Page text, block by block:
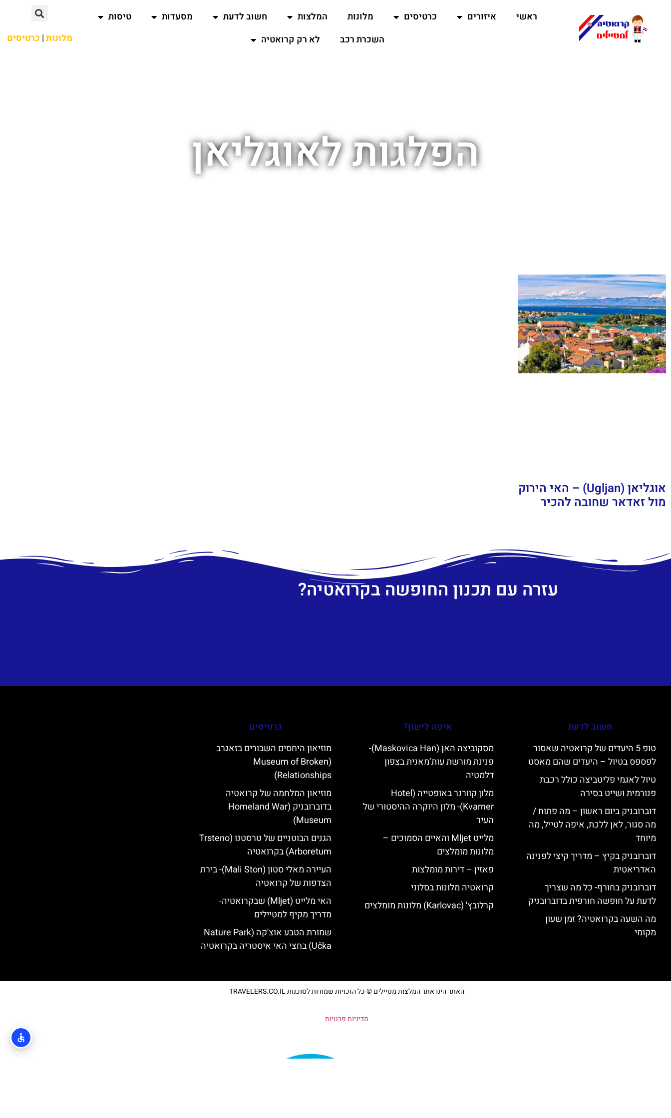
ראשי איזורים כרטיסים מלונות המלצות חשוב לדעת מסעדות
טיסות
השכרת רכב
לא רק קרואטיה מלונות| כרטיסים
הפלגות לאוגליאן
אוגליאן (Ugljan) – האי הירוק
מול זאדאר שחובה להכיר
עזרה עם תכנון החופשה בקרואטיה?
חשוב לדעת
טופ 5 היעדים של קרואטיה שאסור
לפספס בטיול – היעדים שהם מאסט
טיול לאגמי פליטביצה כולל רכבת
פנורמית ושייט בסירה
דוברובניק ביום ראשון – מה פתוח /
מה סגור, לאן ללכת, איפה לטייל, מה
מיוחד
דוברובניק בקיץ – מדריך קיצי לפנינה
האדריאטית
דוברובניק בחורף- כל מה שצריך
לדעת על חופשה חורפית בדוברובניק
מה השעה בקרואטיה? זמן שעון
מקומי
איפה לישון?
מסקוביצה האן (Maskovica Han)-
פנינת מורשת עות’מאנית בצפון
דלמטיה
מלון קוורנר באופטייה (Hotel
Kvarner)- מלון היוקרה ההיסטורי של
העיר
מלייט Mljet והאיים הסמוכים –
מלונות מומלצים
פאזין – דירות מומלצות
קרואטיה מלונות בסלוני
קרלובץ' (Karlovac) מלונות מומלצים
כרטיסים
מוזיאון היחסים השבורים בזאגרב
(Museum of Broken
Relationships)
מוזיאון המלחמה של קרואטיה
בדוברובניק (Homeland War
Museum)
הגנים הבוטניים של טרסטנו (Trsteno
Arboretum) בקרואטיה
העיירה מאלי סטון (Mali Ston)- בירת
הצדפות של קרואטיה
האי מלייט (Mljet) שבקרואטיה-
מדריך מקיף למטיילים
שמורת הטבע אוצ'קה (Nature Park
Učka) בחצי האי איסטריה בקרואטיה
האתר הינו אתר המלצות מטיילים © כל הזכויות שמורות לסוכנות TRAVELERS.CO.IL
מדיניות פרטיות